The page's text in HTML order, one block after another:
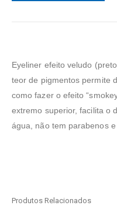
Eyeliner efeito veludo
teor de pigmentos permite
como fazer o efeito
extremo superior, facilita o
água, não tem parabenos
Produtos Relacionados